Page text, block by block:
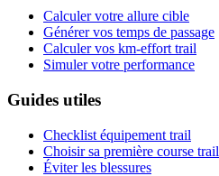
Calculer votre allure cible
Générer vos temps de passage
Calculer vos km-effort trail
Simuler votre performance
Guides utiles
Checklist équipement trail
Choisir sa première course trail
Éviter les blessures